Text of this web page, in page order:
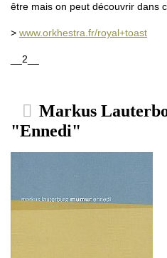
être mais on peut découvrir dans
> www.orkhestra.fr/royal+toast
__2__
Markus
"Ennedi"